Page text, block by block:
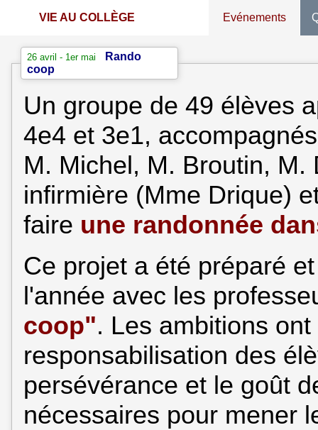
VIE AU COLLÈGE Evénements
26 avril - 1er mai
Rando
coop
Un groupe de 49 élèves
4e4 et 3e1,
M. Michel, M. Broutin,
infirmière (Mme Drique)
faire une randonnée
Ce projet a été préparé
l'année avec les
coop". Les ambitions
responsabilisation des
persévérance et le goût
nécessaires pour mener